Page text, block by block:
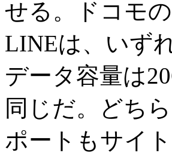
せる。ドコモ
LINEは、いず
データ容量は
同じだ。どち
ポートもサイ